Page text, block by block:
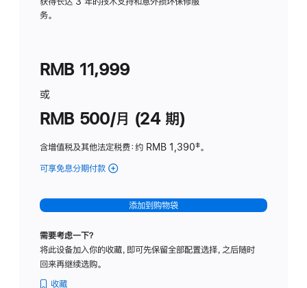
务。
RMB 11,999
或
RMB 500/月 (24 期)
含增值税及其他法定税费：约 RMB 1,390脚
‡。
可享免息分期付款 (Studio
-
标
璃
添加到购物袋
需要考虑一下？
将此设备加入你的收藏，即可先保留全部配置选择，之后随时
回来再继续选购。
收藏